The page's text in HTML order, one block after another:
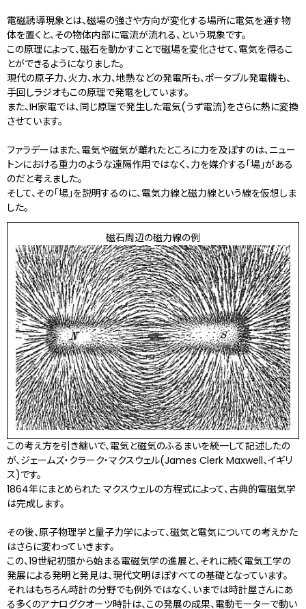
電磁誘導現象とは、磁場の強さや方向が変化する場所に電気を通す物
体を置くと、その物体内部に電流が流れる、という現象です。
この原理によって、磁石を動かすことで磁場を変化させて、電気を得るこ
とができるようになりました。
現代の原子力、火力、水力、地熱などの発電所も、ポータブル発電機も、
手回しラジオもこの原理で発電をしています。
また、IH家電では、同じ原理で発生した電気(うず電流)をさらに熱に変換
させています。
ファラデーはまた、電気や磁気が離れたところに力を及ぼすのは、ニュー
トンにおける重力のような遠隔作用ではなく、力を媒介する「場」がある
のだと考えました。
そして、その「場」を説明するのに、電気力線と磁力線という線を仮想しま
した。
磁石周辺の磁力線の例
この考え方を引き継いで、電気と磁気のふるまいを統一して記述したの
が、ジェームズ・クラーク・マクスウェル(James Clerk Maxwell、イギリ
ス)です。
1864年にまとめられた マクスウェルの方程式によって、古典的電磁気学
は完成します。
その後、原子物理学と量子力学によって、磁気と電気についての考えかた
はさらに変わっていきます。
この、19世紀初頭から始まる電磁気学の進展と、それに続く電気工学の
発展による発明と発見は、現代文明ほぼすべての基礎となっています。
それはもちろん時計の分野でも例外ではなく、いまでは時計屋さんにあ
る多くのアナログクオーツ時計は、この発展の成果、電動モーターで動い